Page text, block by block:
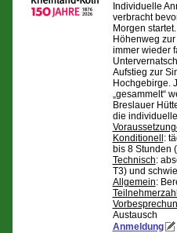
Individuelle
verbracht
Morgen
Höhenweg
immer wieder
Aufstieg zur
Hochgebirge.
„gesammelt“
Breslauer
die
Konditionell :
bis 8 Stunden
Technisch:
T3) und
Allgemein:
Austausch
Anmeldung